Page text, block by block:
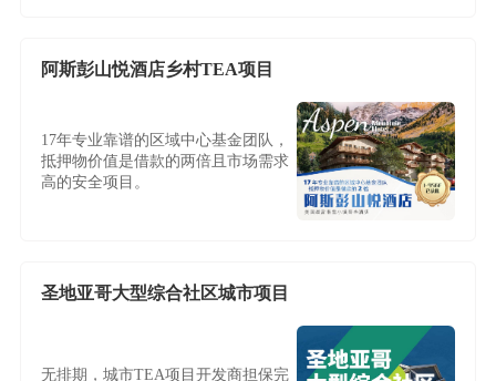
阿斯彭山悦酒店乡村TEA项目
17年专业靠谱的区域中心基金团队，
抵押物价值是借款的两倍且市场需求
高的安全项目。
圣地亚哥大型综合社区城市项目
无排期，城市TEA项目开发商担保完